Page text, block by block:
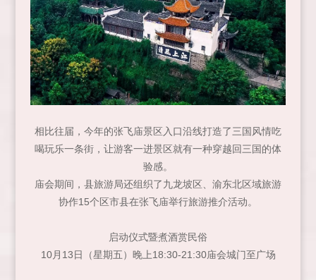
相比往届，今年的张飞庙景区入口沿线打造了三国风情吃
喝玩乐一条街，让游客一进景区就有一种穿越回三国的体
验感。
庙会期间，县旅游局还组织了九龙坡区、渝东北区域旅游
协作15个区市县在张飞庙举行旅游推介活动。
启动仪式暨煮酒赏民俗
10月13日（星期五）晚上18:30-21:30庙会城门至广场